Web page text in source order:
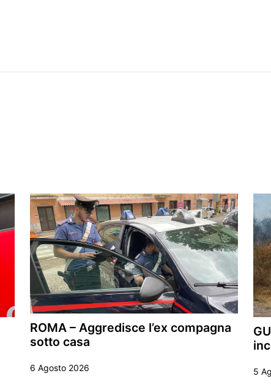
ROMA – Aggredisce l’ex compagna
sotto casa
6 Agosto 2026 5